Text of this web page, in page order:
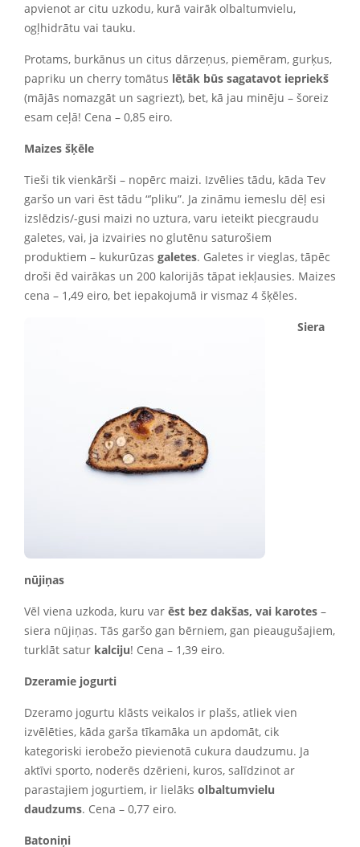
apvienot ar citu uzkodu, kurā vairāk olbaltumvielu,
ogļhidrātu vai tauku.
Protams, burkānus un citus dārzeņus, piemēram, gurķus,
papriku un cherry tomātus lētāk būs sagatavot iepriekš
(mājās nomazgāt un sagriezt), bet, kā jau minēju – šoreiz
esam ceļā! Cena – 0,85 eiro.
Maizes šķēle
Tieši tik vienkārši – nopērc maizi. Izvēlies tādu, kāda Tev
garšo un vari ēst tādu “’pliku”. Ja zināmu iemeslu dēļ esi
izslēdzis/-gusi maizi no uztura, varu ieteikt piecgraudu
galetes, vai, ja izvairies no glutēnu saturošiem
produktiem – kukurūzas galetes. Galetes ir vieglas, tāpēc
droši ēd vairākas un 200 kalorijās tāpat iekļausies. Maizes
cena – 1,49 eiro, bet iepakojumā ir vismaz 4 šķēles.
Siera
nūjiņas
Vēl viena uzkoda, kuru var ēst bez dakšas, vai karotes –
siera nūjiņas. Tās garšo gan bērniem, gan pieaugušajiem,
turklāt satur kalciju! Cena – 1,39 eiro.
Dzeramie jogurti
Dzeramo jogurtu klāsts veikalos ir plašs, atliek vien
izvēlēties, kāda garša tīkamāka un apdomāt, cik
kategoriski ierobežo pievienotā cukura daudzumu. Ja
aktīvi sporto, noderēs dzērieni, kuros, salīdzinot ar
parastajiem jogurtiem, ir lielāks olbaltumvielu
daudzums. Cena – 0,77 eiro.
Batoniņi